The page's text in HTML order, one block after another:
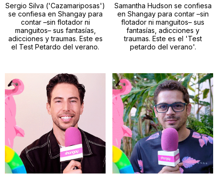
Sergio Silva ('Cazamariposas')
se confiesa en Shangay para
contar –sin flotador ni
manguitos– sus fantasías,
adicciones y traumas. Este es
el Test Petardo del verano.
Samantha Hudson se confiesa
en Shangay para contar –sin
flotador ni manguitos– sus
fantasías, adicciones y
traumas. Este es el 'Test
petardo del verano'.